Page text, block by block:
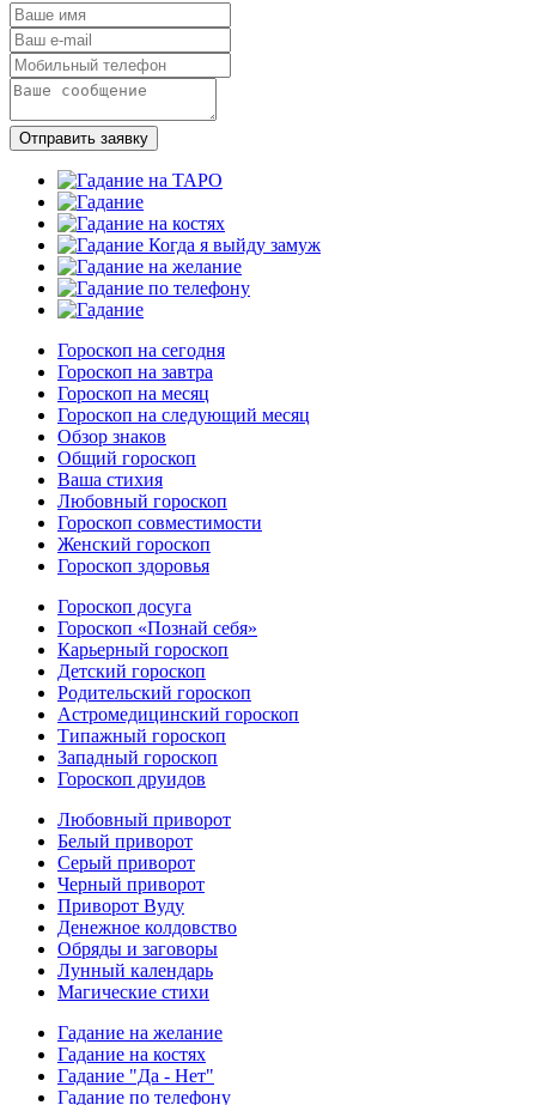
Отправить заявку
Гороскоп на сегодня
Гороскоп на завтра
Гороскоп на месяц
Гороскоп на следующий месяц
Обзор знаков
Общий гороскоп
Ваша стихия
Любовный гороскоп
Гороскоп совместимости
Женский гороскоп
Гороскоп здоровья
Гороскоп досуга
Гороскоп «Познай себя»
Карьерный гороскоп
Детский гороскоп
Родительский гороскоп
Астромедицинский гороскоп
Типажный гороскоп
Западный гороскоп
Гороскоп друидов
Любовный приворот
Белый приворот
Серый приворот
Черный приворот
Приворот Вуду
Денежное колдовство
Обряды и заговоры
Лунный календарь
Магические стихи
Гадание на желание
Гадание на костях
Гадание "Да - Нет"
Гадание по телефону